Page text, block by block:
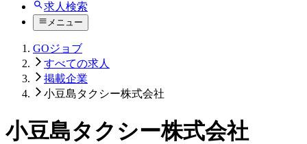
求人検索
メニュー
GOジョブ
すべての求人
掲載企業
小豆島タクシー株式会社
小豆島タクシー株式会社